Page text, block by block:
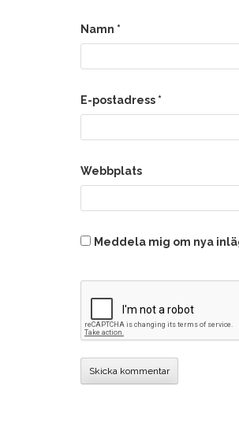
Namn *
E-postadress *
Webbplats
Meddela mig om nya